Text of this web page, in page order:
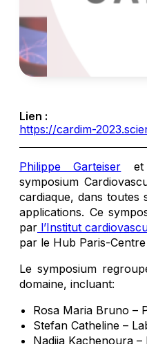
Lien :
https://cardim-
Philippe Garteiser
symposium
cardiaque, dans toutes
applications. Ce
par l’Institut
par le Hub Paris-
Le symposium
domaine, incluant:
Rosa Maria Bruno –
Stefan Catheline –
Nadjia Kachenoura